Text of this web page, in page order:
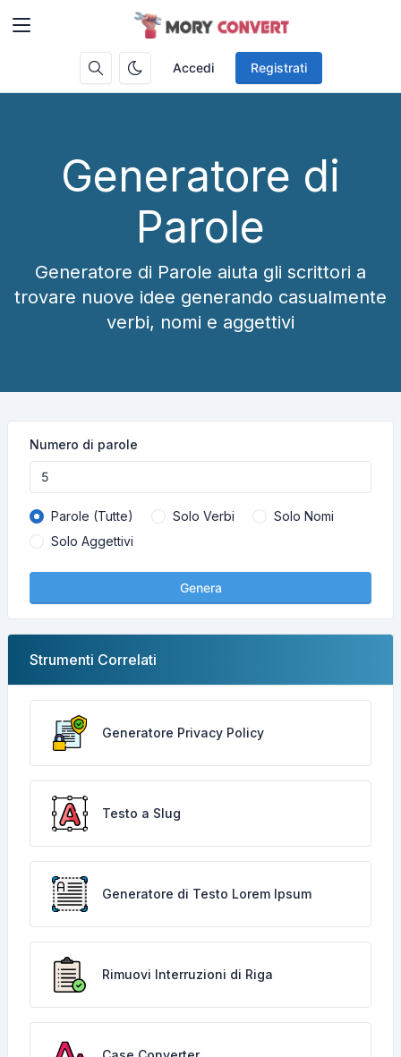
Accedi Registrati
Generatore di
Parole
Generatore di Parole aiuta gli scrittori a
trovare nuove idee generando casualmente
verbi, nomi e aggettivi
Numero di parole
Parole (Tutte) Solo Verbi
Solo Nomi
Solo Aggettivi
Genera
Strumenti Correlati
Generatore Privacy Policy
Testo a Slug
Generatore di Testo Lorem Ipsum
Rimuovi Interruzioni di Riga